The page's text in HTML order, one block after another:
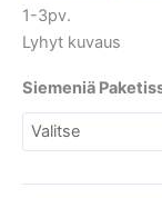
1-3pv.
Lyhyt kuvaus
Siemeniä